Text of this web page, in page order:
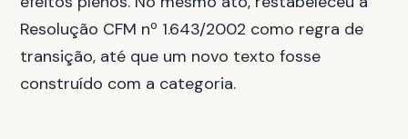
Resolução CFM nº 1.643/2002 como regra de
transição, até que um novo texto fosse
construído com a categoria.